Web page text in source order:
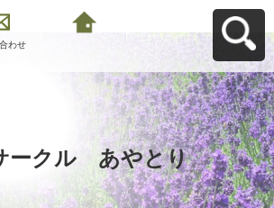
わせ
ークル あやとり